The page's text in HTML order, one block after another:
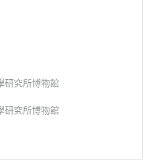
研究所博物館
研究所博物館